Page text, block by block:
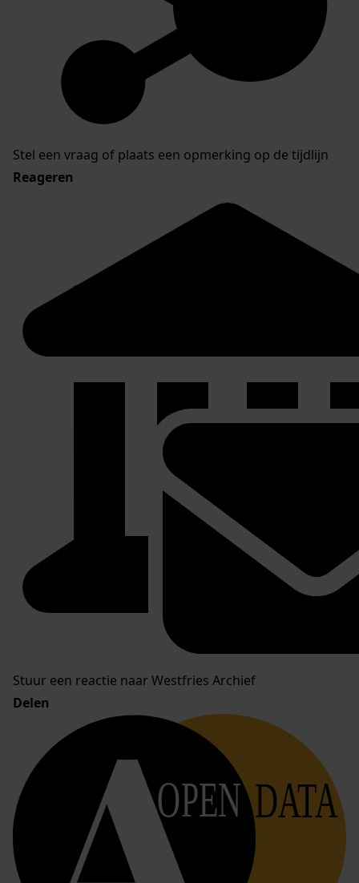
Stel een vraag of plaats een opmerking op de tijdlijn
Reageren
Stuur een reactie naar Westfries Archief
Delen
OPEN DATA